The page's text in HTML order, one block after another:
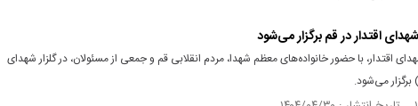
اقتدار در قم برگزار می‌شود
اقتدار، با حضور خانواده‌های معظم شهدا، مردم انقلابی قم و جمعی از مسئولان، در گلزار شهدای
می‌شود.